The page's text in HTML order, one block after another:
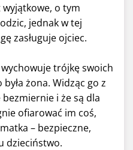
wyjątkowe, o tym
jednak w tej
zasługuje ojciec.
trójkę swoich
żona. Widząc go z
i że są dla
ofiarować im coś,
– bezpieczne,
dzieciństwo.